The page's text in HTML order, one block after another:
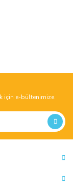
için e-bültenimize